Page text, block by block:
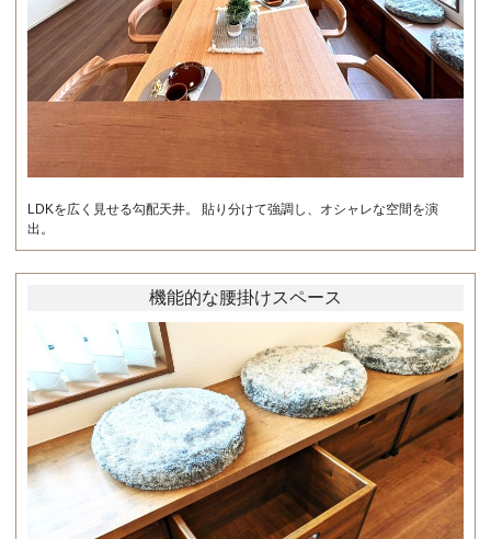
LDKを広く見せる勾配天井。 貼り分けて強調し、オシャレな空間を演
出。
機能的な腰掛けスペース